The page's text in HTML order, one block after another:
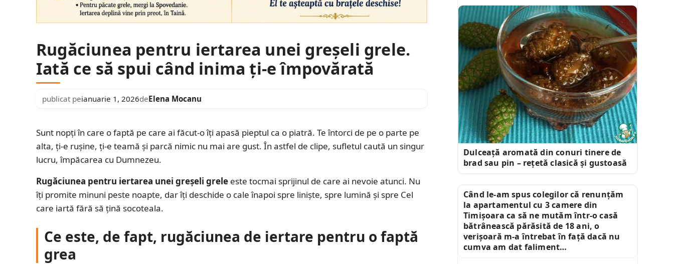
Rugăciunea pentru iertarea unei greșeli grele.
Iată ce să spui când inima ți-e împovărată
publicat peianuarie 1, 2026deElena Mocanu
Sunt nopți în care o faptă pe care ai făcut-o îți apasă pieptul ca o piatră. Te întorci de pe o parte pe
alta, ți-e rușine, ți-e teamă și parcă nimic nu mai are gust. În astfel de clipe, sufletul caută un singur
lucru, împăcarea cu Dumnezeu.
Rugăciunea pentru iertarea unei greșeli grele este tocmai sprijinul de care ai nevoie atunci. Nu
îți promite minuni peste noapte, dar îți deschide o cale înapoi spre liniște, spre lumină și spre Cel
care iartă fără să țină socoteala.
Ce este, de fapt, rugăciunea de iertare pentru o faptă
grea
Dulceață aromată din conuri tinere de
brad sau pin – rețetă clasică și gustoasă
Când le-am spus colegilor că renunțăm
la apartamentul cu 3 camere din
Timișoara ca să ne mutăm într-o casă
bătrânească părăsită de 18 ani, o
verișoară m-a întrebat în față dacă nu
cumva am dat faliment…